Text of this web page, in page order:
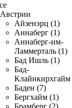
Айзенэрц (1)
Аннаберг (1)
Аннаберг-им-
Ламмерталь (1)
Бад Ишль (1)
Бад-
Клайнкирхгайм
Баден (7)
Бергхайм (1)
Брамберг (2)